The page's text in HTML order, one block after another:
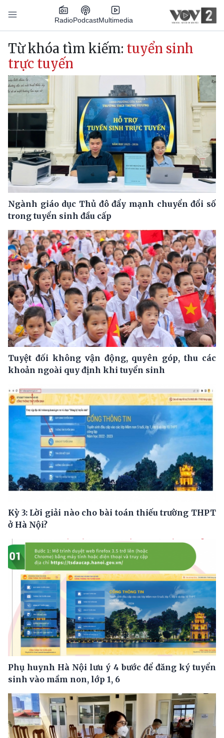
Nhảy đến nội dung
RadioPodcastMultimedia
Main navigation
Từ khóa tìm kiếm: tuyển sinh
trực tuyến
Ngành giáo dục Thủ đô đẩy mạnh chuyển đổi số
trong tuyển sinh đầu cấp
Tuyệt đối không vận động, quyên góp, thu các
khoản ngoài quy định khi tuyển sinh
Kỳ 3: Lời giải nào cho bài toán thiếu trường THPT
ở Hà Nội?
Phụ huynh Hà Nội lưu ý 4 bước để đăng ký tuyển
sinh vào mầm non, lớp 1, 6